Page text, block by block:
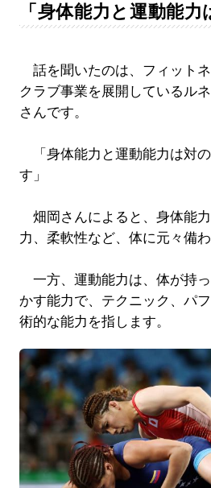
「身体能力と運動能力
話を聞いたのは、フィット
クラブ事業を展開しているル
さんです。
「身体能力と運動能力は対
す」
畑岡さんによると、身体能
力、柔軟性など、体に元々備
一方、運動能力は、体が持
かす能力で、テクニック、パ
術的な能力を指します。